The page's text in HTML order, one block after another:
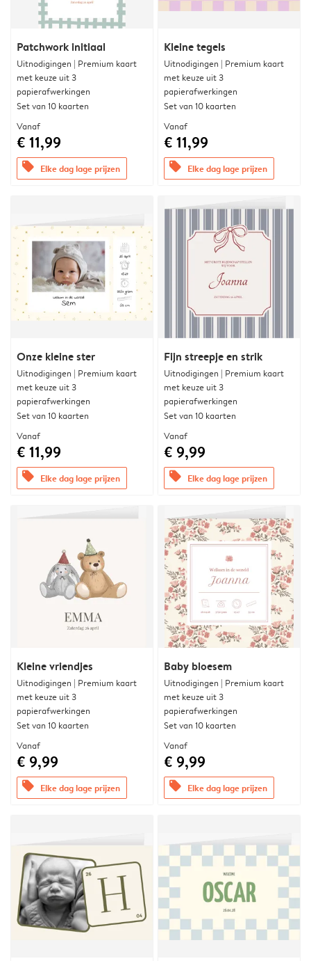
Patchwork initiaal
Uitnodigingen | Premium kaart
met keuze uit 3
papierafwerkingen
Set van 10 kaarten
Vanaf
€ 11,99
offers Elke dag lage prijzen
Kleine tegels
Uitnodigingen | Premium kaart
met keuze uit 3
papierafwerkingen
Set van 10 kaarten
Vanaf
€ 11,99
offers Elke dag lage prijzen
Onze kleine ster
Uitnodigingen | Premium kaart
met keuze uit 3
papierafwerkingen
Set van 10 kaarten
Vanaf
€ 11,99
offers Elke dag lage prijzen
Fijn streepje en strik
Uitnodigingen | Premium kaart
met keuze uit 3
papierafwerkingen
Set van 10 kaarten
Vanaf
€ 9,99
offers Elke dag lage prijzen
Kleine vriendjes
Uitnodigingen | Premium kaart
met keuze uit 3
papierafwerkingen
Set van 10 kaarten
Vanaf
€ 9,99
offers Elke dag lage prijzen
Baby bloesem
Uitnodigingen | Premium kaart
met keuze uit 3
papierafwerkingen
Set van 10 kaarten
Vanaf
€ 9,99
offers Elke dag lage prijzen